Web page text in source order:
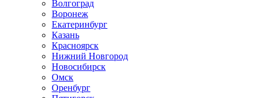
Волгоград
Воронеж
Екатеринбург
Казань
Красноярск
Нижний Новгород
Новосибирск
Омск
Оренбург